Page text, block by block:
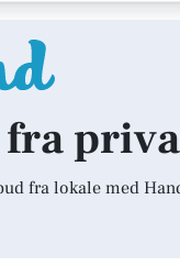
fra lokale med